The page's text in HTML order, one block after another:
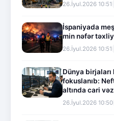
26.İyul.2026 10:51
İspaniyada
min nəfər
26.İyul.2026 10:51
Dünya
fokuslanıb:
altında cari
26.İyul.2026 10:50